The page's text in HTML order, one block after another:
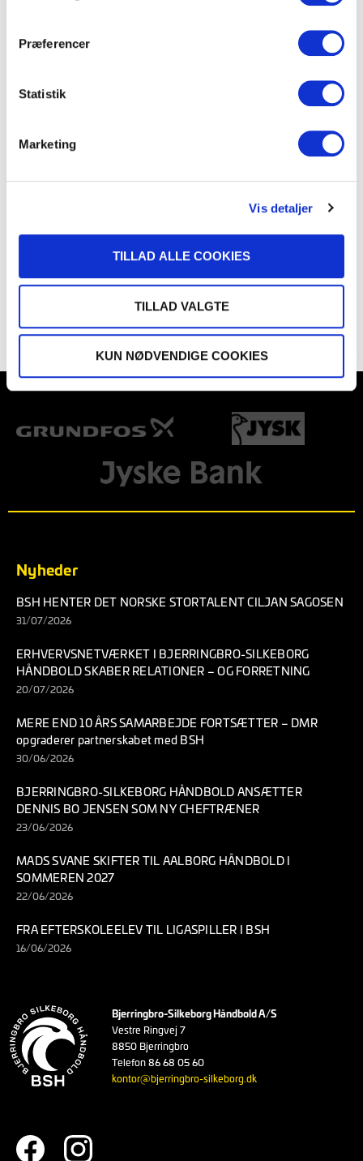
Præferencer
Statistik
Marketing
Vis detaljer
TILLAD ALLE COOKIES
TILLAD VALGTE
KUN NØDVENDIGE COOKIES
Mission
VI BRANDER BYERNE BJERRINGBRO OG
SILKEBORG
Nyheder
BSH HENTER DET NORSKE STORTALENT CILJAN SAGOSEN
31/07/2026
ERHVERVSNETVÆRKET I BJERRINGBRO-SILKEBORG
HÅNDBOLD SKABER RELATIONER – OG FORRETNING
20/07/2026
MERE END 10 ÅRS SAMARBEJDE FORTSÆTTER – DMR
opgraderer partnerskabet med BSH
30/06/2026
BJERRINGBRO-SILKEBORG HÅNDBOLD ANSÆTTER
DENNIS BO JENSEN SOM NY CHEFTRÆNER
23/06/2026
MADS SVANE SKIFTER TIL AALBORG HÅNDBOLD I
SOMMEREN 2027
22/06/2026
FRA EFTERSKOLEELEV TIL LIGASPILLER I BSH
16/06/2026
Bjerringbro-Silkeborg Håndbold A/S
Vestre Ringvej 7
8850 Bjerringbro
Telefon 86 68 05 60
kontor@bjerringbro-silkeborg.dk